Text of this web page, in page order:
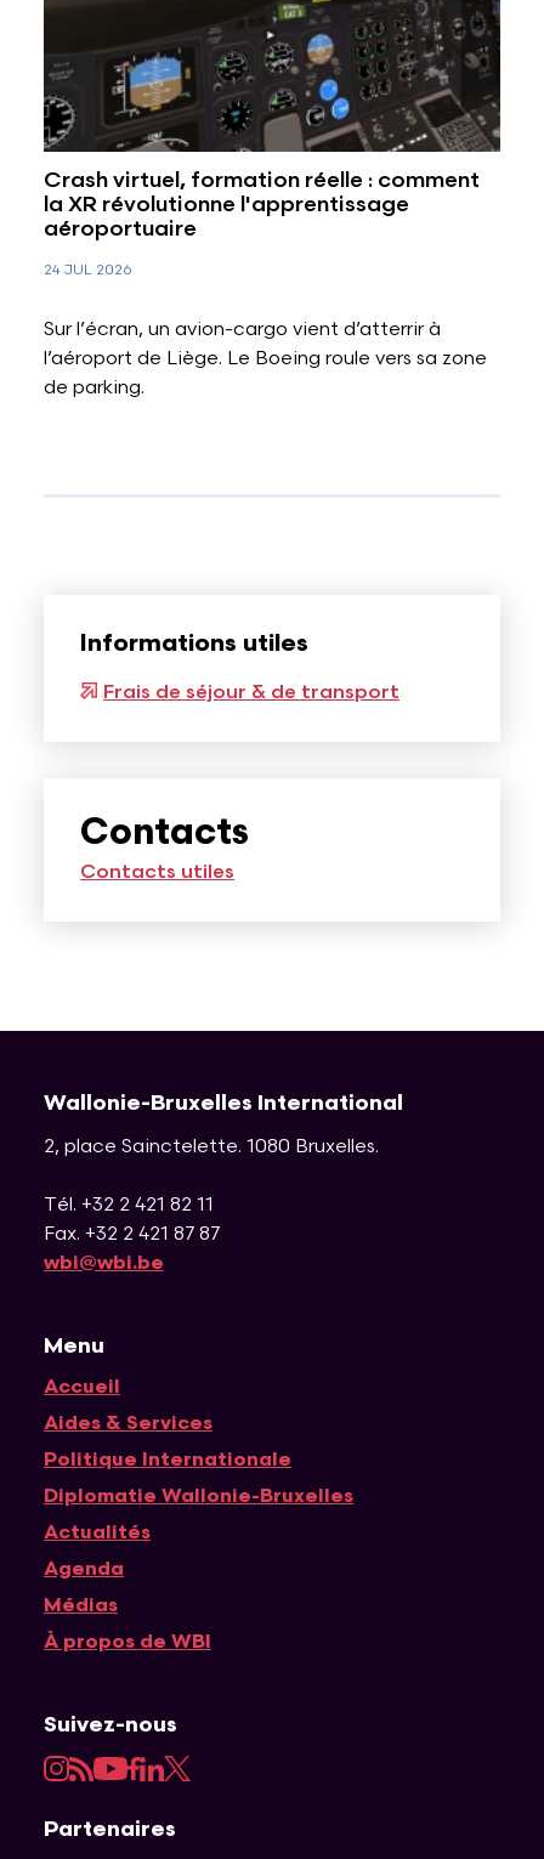
Crash virtuel, formation réelle : comment
la XR révolutionne l'apprentissage
aéroportuaire
24 JUL 2026
Sur l’écran, un avion-cargo vient d’atterrir à
l’aéroport de Liège. Le Boeing roule vers sa zone
de parking.
Informations utiles
Frais de séjour & de transport
Contacts
Contacts utiles
Wallonie-Bruxelles International
2, place Sainctelette. 1080 Bruxelles.
Tél. +32 2 421 82 11
Fax. +32 2 421 87 87
wbi@wbi.be
Menu
Accueil
Navigation principale
Aides & Services
Politique Internationale
Diplomatie Wallonie-Bruxelles
Actualités
Agenda
Médias
À propos de WBI
Suivez-nous
Instagram
RSSYouTube
Facebook
LinkedIn
Twitter
Partenaires